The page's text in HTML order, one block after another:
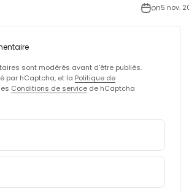
on5 nov.
sont modérés avant d'être publiés.
par hCaptcha, et la Politique de
Conditions de service de hCaptcha